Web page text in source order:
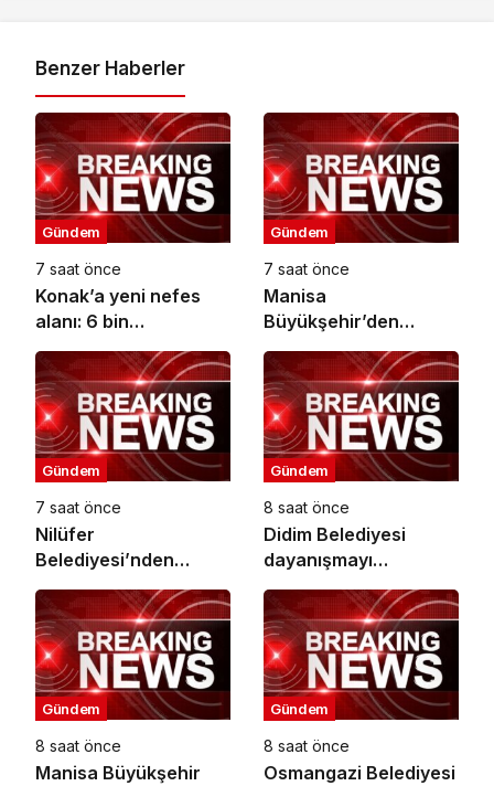
Benzer Haberler
Gündem
7 saat önce
Konak’a yeni nefes
alanı: 6 bin
metrekarelik park
hizmete açılıyor
Gündem
7 saat önce
Manisa
Büyükşehir’den
Kula’da 12,5
Kilometrelik Yol
Hamlesi
Gündem
7 saat önce
Nilüfer
Belediyesi’nden
mahallelerde yerinde
inceleme
Gündem
8 saat önce
Didim Belediyesi
dayanışmayı
büyütüyor
Gündem
8 saat önce
Manisa Büyükşehir
Gündem
8 saat önce
Osmangazi Belediyesi